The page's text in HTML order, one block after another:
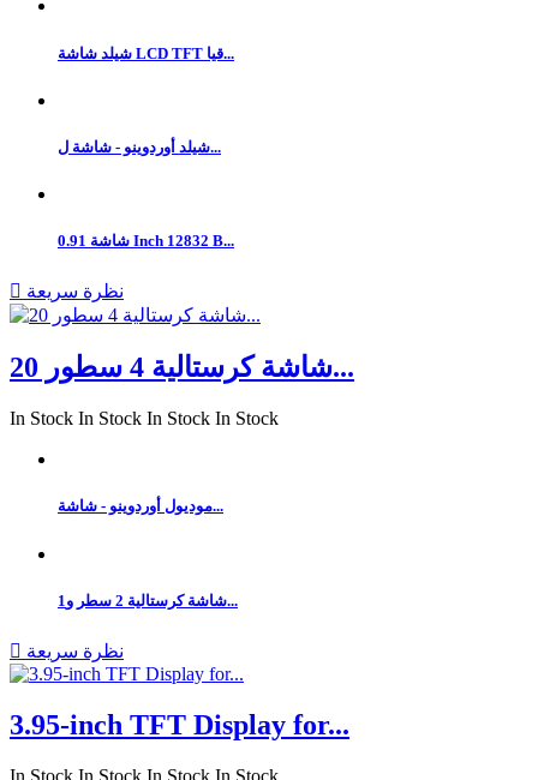
شيلد شاشة LCD TFT قيا...
شيلد أوردوينو - شاشة ل...
شاشة 0.91 Inch 12832 B...
 نظرة سريعة
شاشة كرستالية 4 سطور 20...
In Stock In Stock In Stock In Stock
موديول أوردوينو - شاشة...
شاشة كرستالية 2 سطر و1...
 نظرة سريعة
3.95-inch TFT Display for...
In Stock In Stock In Stock In Stock